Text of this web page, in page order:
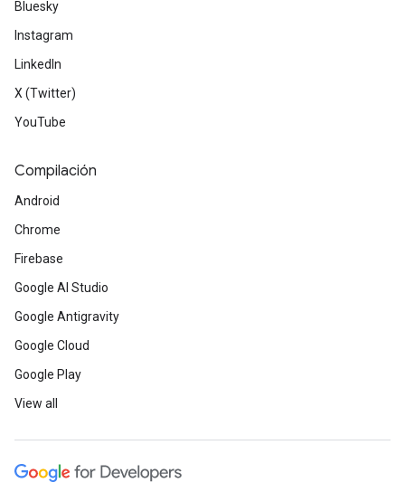
Bluesky
Instagram
LinkedIn
X (Twitter)
YouTube
Compilación
Android
Chrome
Firebase
Google AI Studio
Google Antigravity
Google Cloud
Google Play
View all